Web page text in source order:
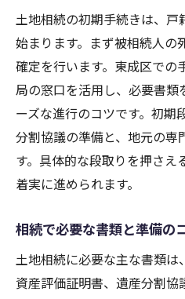
相場変動時に注
相続税対策に役
地域特有の土地
相場と評価額の
相続税申告で知って
相続税申告の基
申告期限や必要書
申告漏れ防止の
土地相続の初期手続きは、戸
始まります。まず被相続人の
確定を行います。東成区での
局の窓口を活用し、必要書
ーズな進行のコツです。初期
分割協議の準備と、地元の専
す。具体的な段取りを押さえ
着実に進められます。
相続で必要な書類と準備の
土地相続に必要な主な書類
資産評価証明書、遺産分割協